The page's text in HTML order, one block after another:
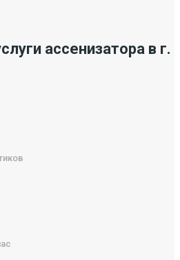
ассенизатора в г.